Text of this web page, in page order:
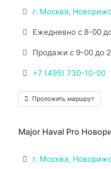
г. Москва,
Ежедневно с 8-00
Продажи с 9-00 до
+7 (495) 730-10-00
Проложить маршрут
Major Haval Pro
г. Москва,